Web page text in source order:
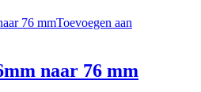
Toevoegen aan
naar 76 mm